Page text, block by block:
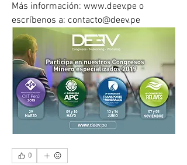
Más información: www.deev.pe o
escríbenos a: contacto@deev.pe
0